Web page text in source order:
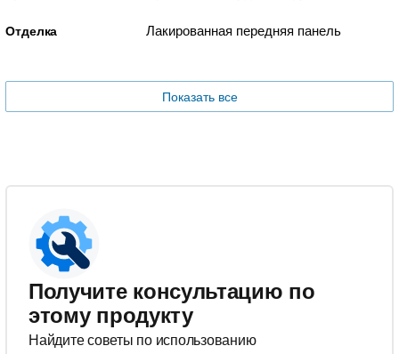
Отделка Лакированная передняя панель
Показать все
Получите консультацию по
этому продукту
Найдите советы по использованию